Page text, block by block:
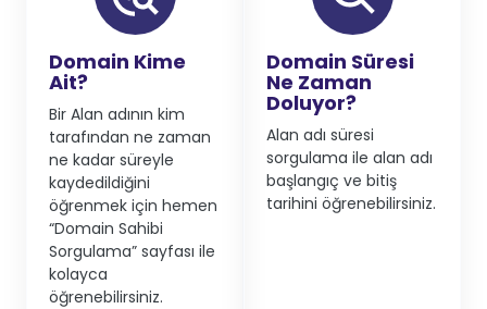
Domain Kime
Ait?
Bir Alan adının kim
tarafından ne zaman
ne kadar süreyle
kaydedildiğini
öğrenmek için hemen
“Domain Sahibi
Sorgulama” sayfası ile
kolayca
öğrenebilirsiniz.
Domain Süresi
Ne Zaman
Doluyor?
Alan adı süresi
sorgulama ile alan adı
başlangıç ve bitiş
tarihini öğrenebilirsiniz.